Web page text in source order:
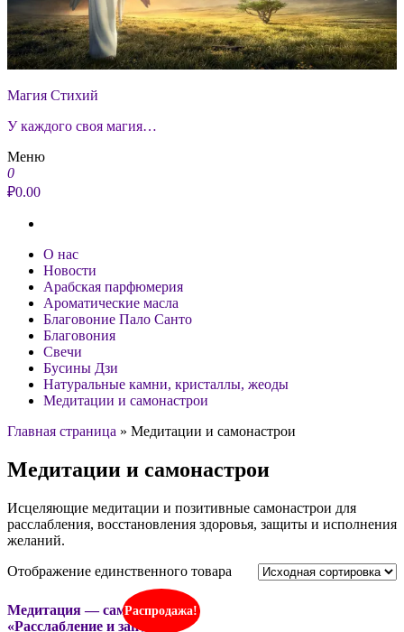
Магия Стихий
У каждого своя магия…
Меню
0
₽0.00
О нас
Новости
Арабская парфюмерия
Ароматические масла
Благовоние Пало Санто
Благовония
Свечи
Бусины Дзи
Натуральные камни, кристаллы, жеоды
Медитации и самонастрои
Главная страница » Медитации и самонастрои
Медитации и самонастрои
Исцеляющие медитации и позитивные самонастрои для
расслабления, восстановления здоровья, защиты и исполнения
желаний.
Отображение единственного товара
Медитация — самонастрой
«Расслабление и запуск
Распродажа!